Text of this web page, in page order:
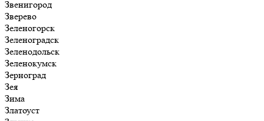
Звенигород
Зверево
Зеленогорск
Зеленоградск
Зеленодольск
Зеленокумск
Зерноград
Зея
Зима
Златоуст